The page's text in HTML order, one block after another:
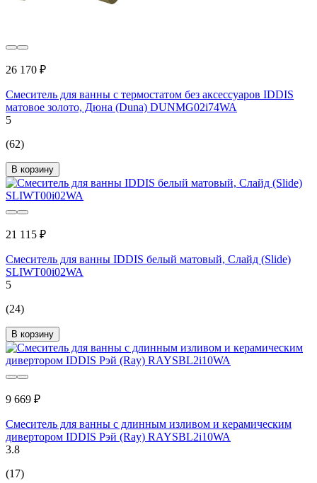
26 170 ₽
Смеситель для ванны с термостатом без аксессуаров IDDIS
матовое золото, Дюна (Duna) DUNMG02i74WA
5
(62)
В корзину
21 115 ₽
Смеситель для ванны IDDIS белый матовый, Слайд (Slide)
SLIWT00i02WA
5
(24)
В корзину
9 669 ₽
Смеситель для ванны с длинным изливом и керамическим
дивертором IDDIS Рэй (Ray) RAYSBL2i10WA
3.8
(17)